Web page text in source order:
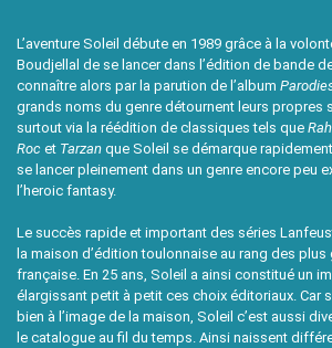
L’aventure Soleil débute en 1989 grâce à la
Boudjellal de se lancer dans l’édition de bande
connaître alors par la parution de l’album
grands noms du genre détournent leurs propres
surtout via la réédition de classiques tels que
Roc et Tarzan que Soleil se démarque
se lancer pleinement dans un genre encore peu
l’heroic fantasy.
Le succès rapide et important des séries
la maison d’édition toulonnaise au rang des
française. En 25 ans, Soleil a ainsi constitué un
élargissant petit à petit ces choix éditoriaux. Car
bien à l’image de la maison, Soleil c’est aussi
le catalogue au fil du temps. Ainsi naissent